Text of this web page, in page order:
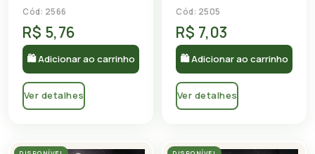
Cód: 2566
R$ 5,76
🛍 Adicionar ao carrinho
Ver detalhes
Cód: 2505
R$ 7,03
🛍 Adicionar ao carrinho
Ver detalhes